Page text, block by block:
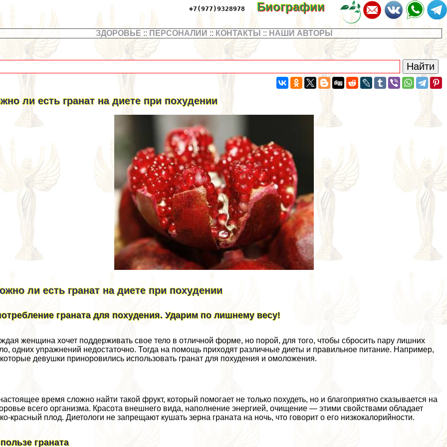
+7(977)9328978 Биографии
ЗДОРОВЬЕ :: ПЕРСОНАЛИИ :: КОНТАКТЫ :: НАШИ АВТОРЫ
ли есть гранат на диете при похудении
ли есть гранат на диете при похудении
граната для похудения. Ударим по лишнему весу!
женщина хочет поддерживать свое тело в отличной форме, но порой, для того, чтобы сбросить пару лишних
одних упражнений недостаточно. Тогда на помощь приходят различные диеты и правильное питание. Например,
дeвyшки приноровились использовать гранат для похудения и омоложения.
время сложно найти такой фрукт, который помогает не только похудеть, но и благоприятно сказывается на
всего организма. Красота внешнего вида, наполнение энергией, очищение — этими свойствами обладает
красный плод. Диетологи не запрещают кушать зерна граната на ночь, что говорит о его низкокалорийности.
граната